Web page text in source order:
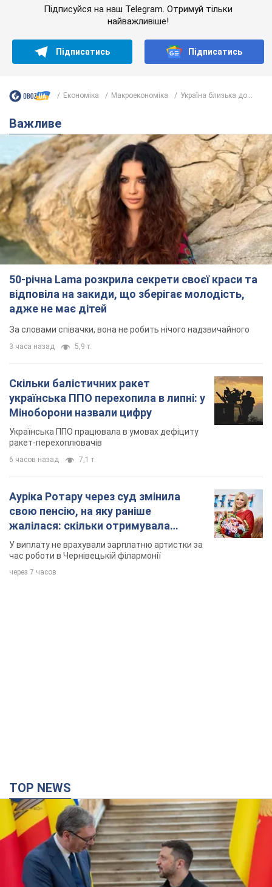
Підписуйся на наш Telegram. Отримуй тільки
найважливіше!
Підписатись Підписатись
Економіка Mакроекономіка Україна близька до...
Важливе
50-річна Lama розкрила секрети своєї краси та
відповіла на закиди, що зберігає молодість,
адже не має дітей
За словами співачки, вона не робить нічого надзвичайного
3 часа назад 5,9 т.
Скільки балістичних ракет
українська ППО перехопила в липні: у
Міноборони назвали цифру
Українська ППО працювала в умовах дефіциту
ракет-перехоплювачів
6 часов назад 7,1 т.
Ауріка Ротару через суд змінила
свою пенсію, на яку раніше
жалілася: скільки отримувала
співачка
У виплату не врахували зарплатню артистки за
час роботи в Чернівецькій філармонії
через 7 часов
TOP NEWS